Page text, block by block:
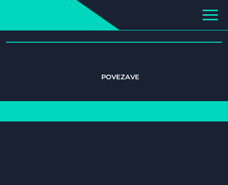
POVEZAVE